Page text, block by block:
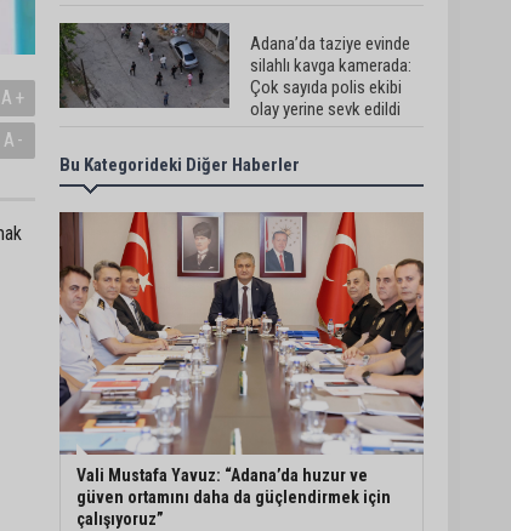
A+
A-
Adana’da taziye evinde
silahlı kavga kamerada:
Çok sayıda polis ekibi
olay yerine sevk edildi
Adana’da parktaki OED
cihazını çalan şüpheli
tutuklandı
Seyhan’da fırın ve
pastanelere hijyen
denetimi gerçekleştirildi
Eski polis memuru Ergün
Karakaya’nın öldürüldüğü
silahlı kavganın
görüntüleri ortaya çıktı
Bu Kategorideki Diğer Haberler
Vali Mustafa Yavuz: “Adana’da huzur ve
güven ortamını daha da güçlendirmek için
çalışıyoruz”